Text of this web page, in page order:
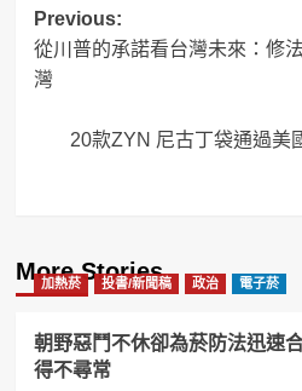
Post
navigation
Previous:
從川普的承諾看台灣未來：修
灣
20款ZYN 尼古丁袋通過美
More Stories
加熱菸 投書/新聞稿 政治 電子菸
朝野惡鬥不休卻為菸防法迅速
得不尋常